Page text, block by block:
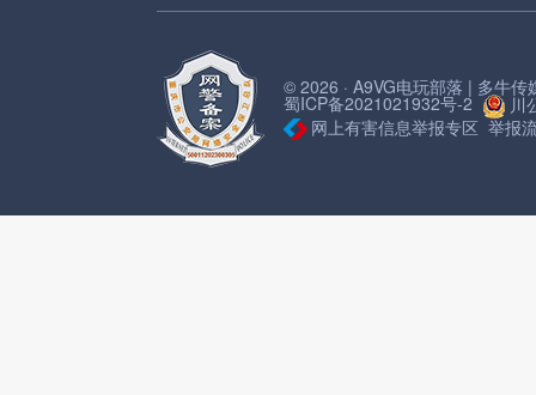
© 2026 · A9VG电玩部落 | 多牛传
蜀ICP备2021021932号-2
川
网上有害信息举报专区 举报